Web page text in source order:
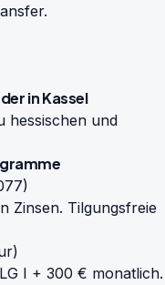
in Kassel
hessischen und
Zinsen. Tilgungsfreie
I + 300 € monatlich.